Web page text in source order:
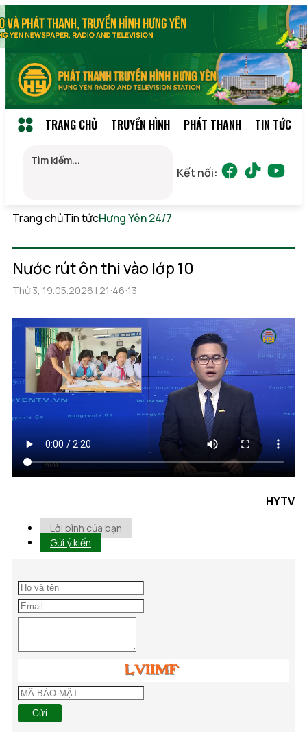
TRANG CHỦ TRUYỀN HÌNH PHÁT THANH TIN TỨC
Kết nối:
Trang chủTin tứcHưng Yên 24/7
Nước rút ôn thi vào lớp 10
Thứ 3, 19.05.2026 | 21:46:13
HYTV
Lời bình của bạn
Gửi ý kiến
Gửi